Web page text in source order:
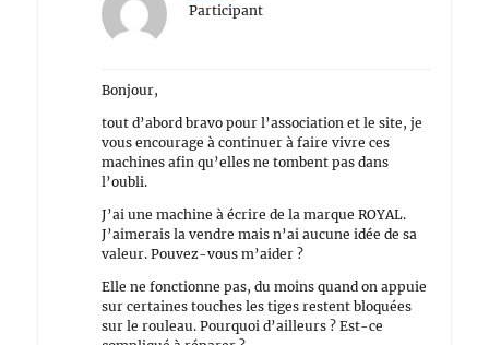
Participant
Bonjour,
tout d’abord bravo pour l’association et le site, je
vous encourage à continuer à faire vivre ces
machines afin qu’elles ne tombent pas dans
l’oubli.
J’ai une machine à écrire de la marque ROYAL.
J’aimerais la vendre mais n’ai aucune idée de sa
valeur. Pouvez-vous m’aider ?
Elle ne fonctionne pas, du moins quand on appuie
sur certaines touches les tiges restent bloquées
sur le rouleau. Pourquoi d’ailleurs ? Est-ce